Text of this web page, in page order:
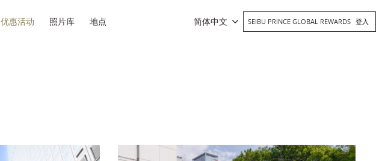
优惠活动 照片库 地点 简体中文 SEIBU PRINCE GLOBAL REWARDS 登入